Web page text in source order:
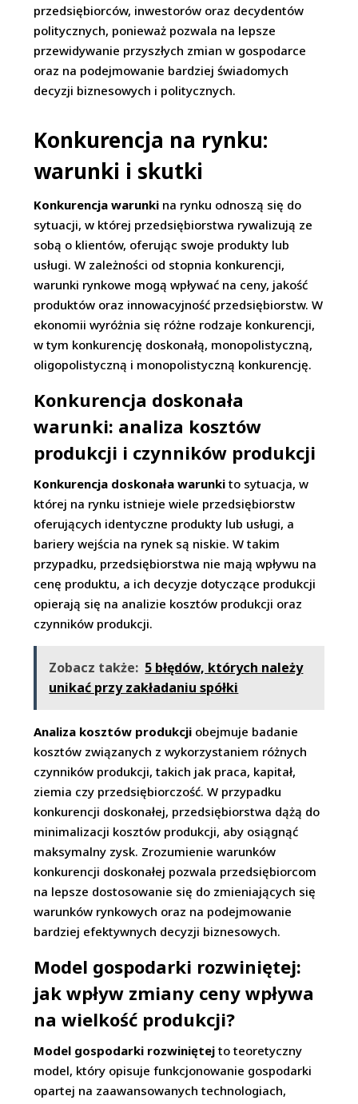
przedsiębiorców, inwestorów oraz decydentów
politycznych, ponieważ pozwala na lepsze
przewidywanie przyszłych zmian w gospodarce
oraz na podejmowanie bardziej świadomych
decyzji biznesowych i politycznych.
Konkurencja na rynku:
warunki i skutki
Konkurencja warunki na rynku odnoszą się do
sytuacji, w której przedsiębiorstwa rywalizują ze
sobą o klientów, oferując swoje produkty lub
usługi. W zależności od stopnia konkurencji,
warunki rynkowe mogą wpływać na ceny, jakość
produktów oraz innowacyjność przedsiębiorstw. W
ekonomii wyróżnia się różne rodzaje konkurencji,
w tym konkurencję doskonałą, monopolistyczną,
oligopolistyczną i monopolistyczną konkurencję.
Konkurencja doskonała
warunki: analiza kosztów
produkcji i czynników produkcji
Konkurencja doskonała warunki to sytuacja, w
której na rynku istnieje wiele przedsiębiorstw
oferujących identyczne produkty lub usługi, a
bariery wejścia na rynek są niskie. W takim
przypadku, przedsiębiorstwa nie mają wpływu na
cenę produktu, a ich decyzje dotyczące produkcji
opierają się na analizie kosztów produkcji oraz
czynników produkcji.
Zobacz także: 5 błędów, których należy
unikać przy zakładaniu spółki
Analiza kosztów produkcji obejmuje badanie
kosztów związanych z wykorzystaniem różnych
czynników produkcji, takich jak praca, kapitał,
ziemia czy przedsiębiorczość. W przypadku
konkurencji doskonałej, przedsiębiorstwa dążą do
minimalizacji kosztów produkcji, aby osiągnąć
maksymalny zysk. Zrozumienie warunków
konkurencji doskonałej pozwala przedsiębiorcom
na lepsze dostosowanie się do zmieniających się
warunków rynkowych oraz na podejmowanie
bardziej efektywnych decyzji biznesowych.
Model gospodarki rozwiniętej:
jak wpływ zmiany ceny wpływa
na wielkość produkcji?
Model gospodarki rozwiniętej to teoretyczny
model, który opisuje funkcjonowanie gospodarki
opartej na zaawansowanych technologiach,